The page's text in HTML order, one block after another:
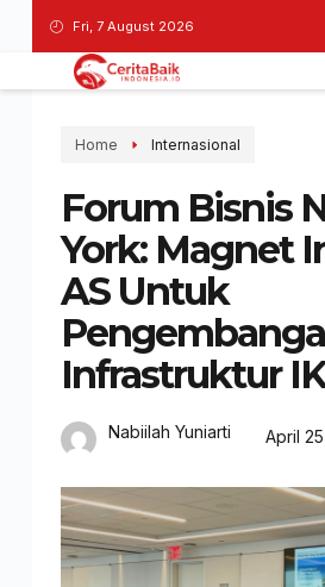
Fri, 7 August 2026
Home Internasional
Forum Bisnis
York: Magnet
AS Untuk
Infrastruktur
Nabiilah Yuniarti April